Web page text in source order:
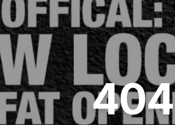
404